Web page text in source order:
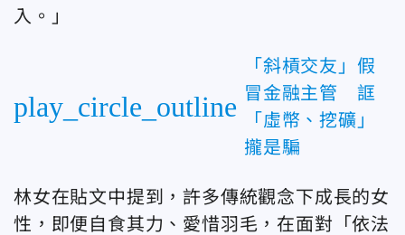
入。」
play_circle_outline
「斜槓交友」假
冒金融主管 誆
「虛幣、挖礦」
攏是騙
林女在貼文中提到，許多傳統觀念下成長的女
性，即便自食其力、愛惜羽毛，在面對「依法